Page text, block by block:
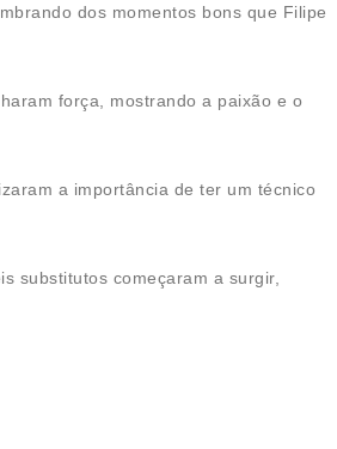
dos momentos bons que Filipe
força, mostrando a paixão e o
a importância de ter um técnico
substitutos começaram a surgir,